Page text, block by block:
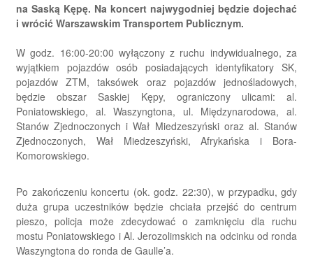
na Saską Kępę. Na koncert najwygodniej będzie dojechać
i wrócić Warszawskim Transportem Publicznym.
W godz. 16:00-20:00 wyłączony z ruchu indywidualnego, za
wyjątkiem pojazdów osób posiadających identyfikatory SK,
pojazdów ZTM, taksówek oraz pojazdów jednośladowych,
będzie obszar Saskiej Kępy, ograniczony ulicami: al.
Poniatowskiego, al. Waszyngtona, ul. Międzynarodowa, al.
Stanów Zjednoczonych i Wał Miedzeszyński oraz al. Stanów
Zjednoczonych, Wał Miedzeszyński, Afrykańska i Bora-
Komorowskiego.
Po zakończeniu koncertu (ok. godz. 22:30), w przypadku, gdy
duża grupa uczestników będzie chciała przejść do centrum
pieszo, policja może zdecydować o zamknięciu dla ruchu
mostu Poniatowskiego i Al. Jerozolimskich na odcinku od ronda
Waszyngtona do ronda de Gaulle’a.